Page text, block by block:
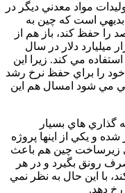
مواد معدني ديگر در
بديهي است که چين به
قصد دارد نرخ رشد بالاي 6 درصد را حفظ کند، باز هم از
ميليارد دلار در سال
پيدا کرد، استفاده مي کند. زيرا اين
ارزي خود را براي حفظ نرخ رشد
بيني مي شود امسال هم اين
گذاري هاي بسيار
و يکي از اينها پروژه
زيرساخت چين هم باعث
رونق بگيرد و در هر
را تجربه کند، با اين حال به نظر نمي
دهد.